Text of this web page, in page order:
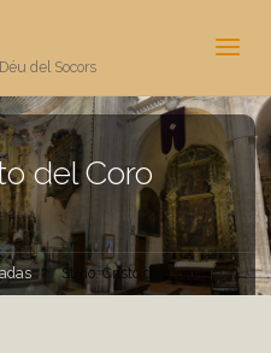
del Socors
del Coro
Stmo. Cristo del Coro